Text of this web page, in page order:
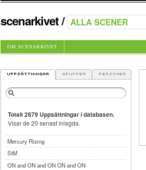
scenarkivet/
OM SCENARKIVET
Totalt 2879 Uppsättningar i databasen.
Visar de 20 senast inlagda.
Mercury Rising
StM
ON and ON and ON ON and ON